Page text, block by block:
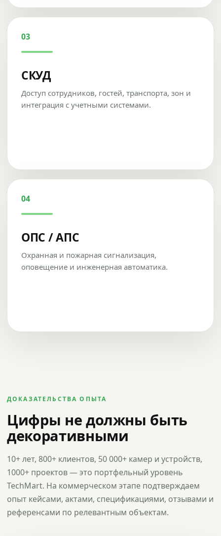
03
СКУД
Доступ сотрудников, гостей, транспорта, зон и
интеграция с учетными системами.
04
ОПС / АПС
Охранная и пожарная сигнализация,
оповещение и инженерная автоматика.
ДОКАЗАТЕЛЬСТВА ОПЫТА
Цифры не должны быть
декоративными
10+ лет, 800+ клиентов, 50 000+ камер и устройств,
1000+ проектов — это портфельный уровень
TechMart. На коммерческом этапе подтверждаем
опыт кейсами, актами, спецификациями, отзывами и
референсами по релевантным объектам.